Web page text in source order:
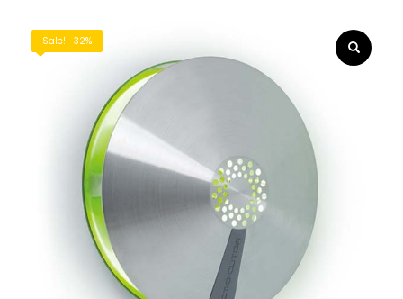
Sale! -32%